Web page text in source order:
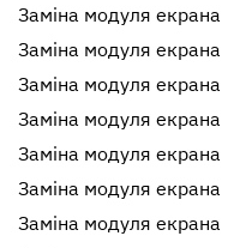
Заміна модуля екрана
Заміна модуля екрана
Заміна модуля екрана
Заміна модуля екрана
Заміна модуля екрана
Заміна модуля екрана
Заміна модуля екрана